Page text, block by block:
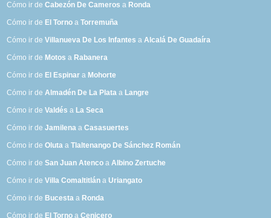
Cómo ir deCabezón De Cameros a Ronda
Cómo ir de El Torno aTorremuña
Cómo ir deVillanueva De Los Infantes aAlcalá De Guadaíra
Cómo ir de Motos a Rabanera
Cómo ir de El Espinar a Mohorte
Cómo ir deAlmadén De La Plata a Langre
Cómo ir deValdés a La Seca
Cómo ir deJamilena aCasasuertes
Cómo ir deOluta aTlaltenango De Sánchez Román
Cómo ir deSan Juan Atenco aAlbino Zertuche
Cómo ir deVilla Comaltitlán aUriangato
Cómo ir de Bucesta a Ronda
Cómo ir de El Torno aCenicero